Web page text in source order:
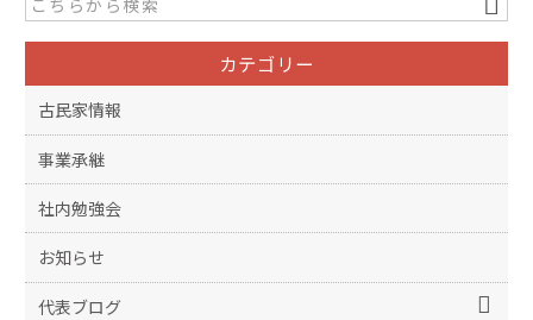
カテゴリー
古民家情報
事業承継
社内勉強会
お知らせ
代表ブログ